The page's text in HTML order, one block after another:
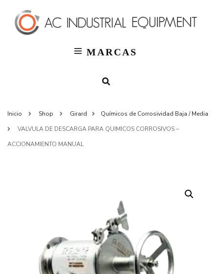
MARCAS
Inicio Shop Girard
Químicos de Corrosividad Baja / Media
VALVULA DE DESCARGA PARA QUIMICOS CORROSIVOS –
ACCIONAMIENTO MANUAL